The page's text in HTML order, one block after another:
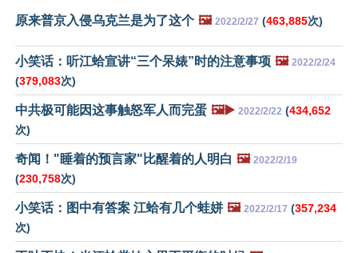
原来普京入侵乌克兰是为了这个 🖼️ 2022/2/27 (463,885次)
小笑话：听江蛤宣讲“三个呆婊”时的注意事项 🖼️ 2022/2/24
(379,083次)
中共极可能因这事触怒军人而完蛋 🖼️▶️ 2022/2/22 (434,652
次)
奇闻！"睡着的预言家"比醒着的人明白 🖼️ 2022/2/19
(230,758次)
小笑话：图中有答案 江蛤有几个蛙姘 🖼️ 2022/2/17 (357,234
次)